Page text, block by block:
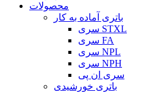
محصولات
باتری آماده به کار
سری STXL
سری FA
سری NPL
سری NPH
سری ان پی
باتری خورشیدی